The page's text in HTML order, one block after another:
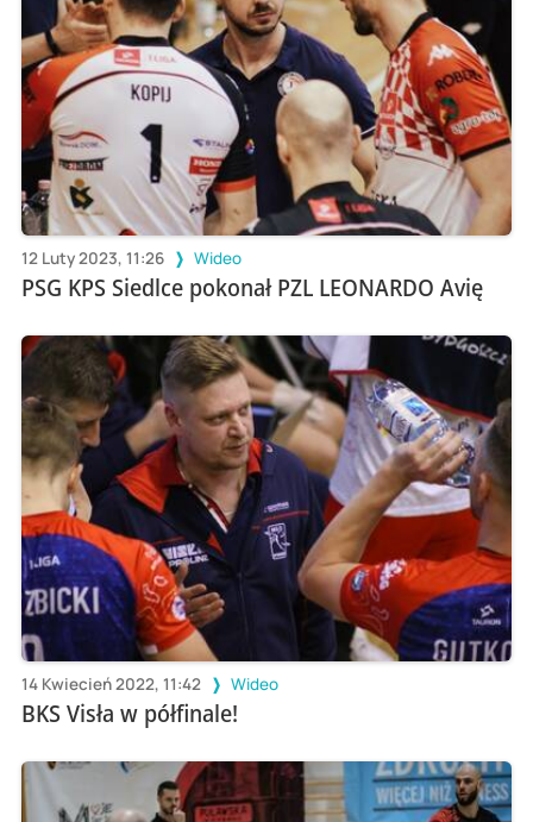
12 Luty 2023, 11:26 Wideo
PSG KPS Siedlce pokonał PZL LEONARDO Avię
14 Kwiecień 2022, 11:42 Wideo
BKS Visła w półfinale!